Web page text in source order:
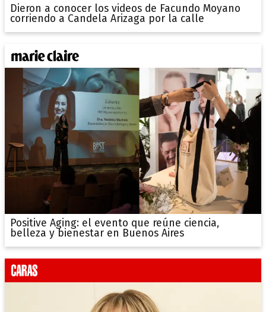
Dieron a conocer los videos de Facundo Moyano
corriendo a Candela Arizaga por la calle
Positive Aging: el evento que reúne ciencia,
belleza y bienestar en Buenos Aires